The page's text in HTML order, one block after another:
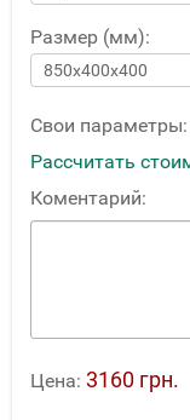
Размер (мм):
Свои параметры:
Рассчитать
Коментарий:
Цена: 3160 грн.